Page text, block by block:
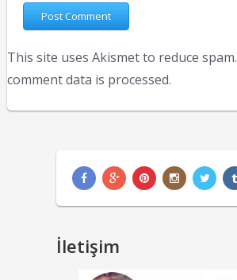
This site uses Akismet to reduce spam.
comment data is processed.
İletişim